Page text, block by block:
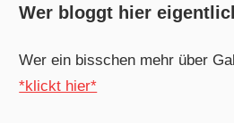
Wer bloggt hier
Wer ein bisschen mehr über
*klickt hier*